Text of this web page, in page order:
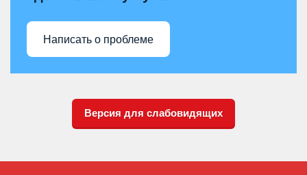
Написать о проблеме
Версия для слабовидящих